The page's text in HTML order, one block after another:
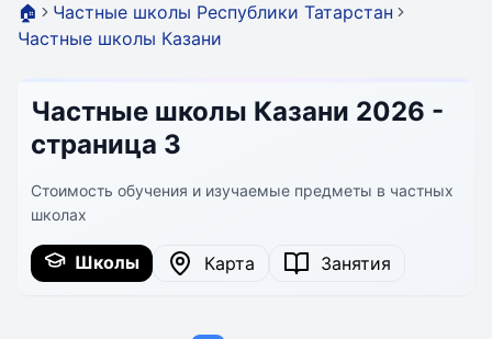
🏠
Частные школы Республики Татарстан
Частные школы Казани
Частные школы Казани 2026 -
страница 3
Стоимость обучения и изучаемые предметы в частных
школах
Школы Карта Занятия